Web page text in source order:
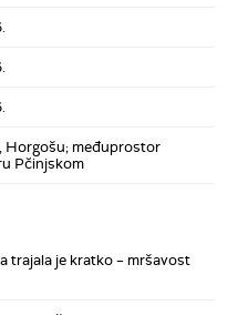
Horgošu; međuprostor
Pčinjskom
trajala je kratko – mršavost